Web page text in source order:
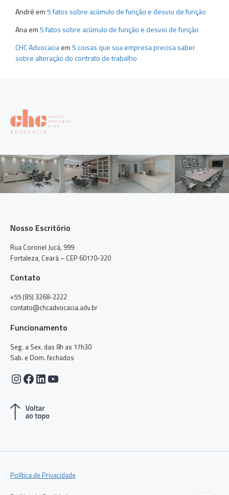
André em5 fatos sobre acúmulo de função e desvio de função
Anaem5 fatos sobre acúmulo de função e desvio de função
CHC Advocaciaem5 coisas que sua empresa precisa saber
sobre alteração do contrato de trabalho
Nosso Escritório
Rua Coronel Jucá, 999
Fortaleza, Ceará – CEP 60170-320
Contato
+55 (85) 3268-2222
contato@chcadvocacia.adv.br
Funcionamento
Seg. a Sex. das 8h as 17h30
Sab. e Dom. fechados
Instagram
Facebook
LinkedIn
Youtube
Política de Privacidade